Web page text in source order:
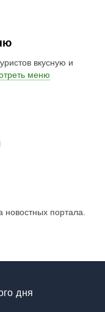
вкусную и
меню
портала.
дня